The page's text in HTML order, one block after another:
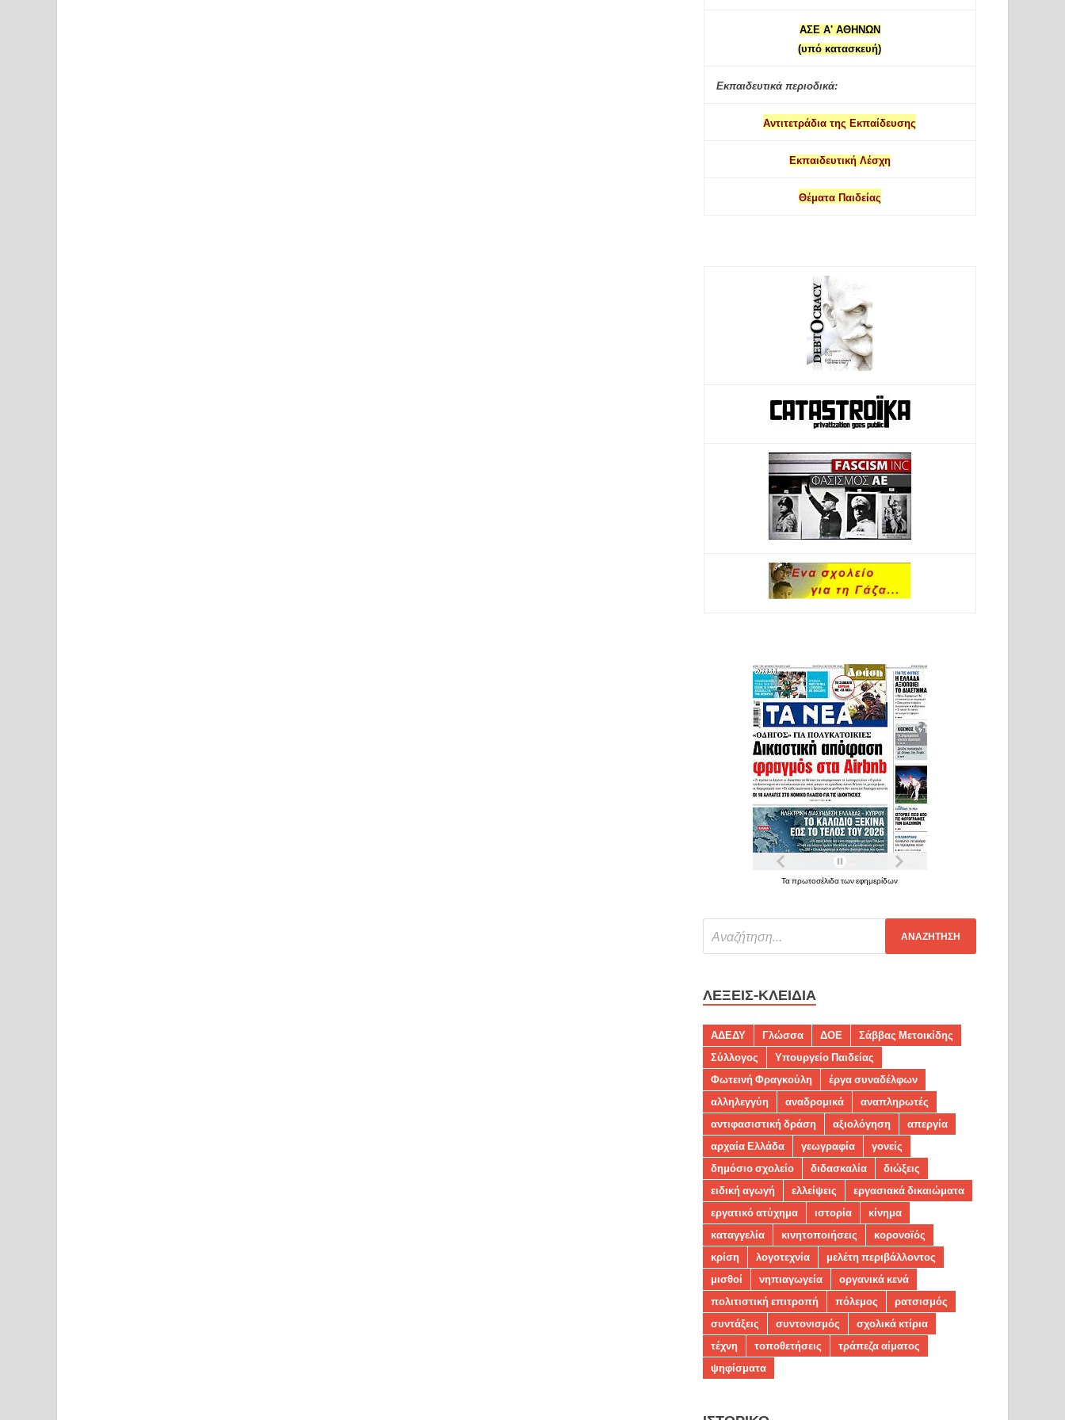
ΑΣΕ Α' ΑΘΗΝΩΝ
(υπό κατασκευή)
Εκπαιδευτικά περιοδικά:
Αντιτετράδια της Εκπαίδευσης
Εκπαιδευτική Λέσχη
Θέματα Παιδείας
Τα πρωτοσέλιδα των εφημερίδων
ΛΈΞΕΙΣ-ΚΛΕΙΔΙΆ
ΑΔΕΔΥ Γλώσσα ΔΟΕ
Σάββας Μετοικίδης
Σύλλογος
Υπουργείο Παιδείας
Φωτεινή Φραγκούλη
έργα συναδέλφων
αλληλεγγύη
αναδρομικά
αναπληρωτές
αντιφασιστική δράση
αξιολόγηση
απεργία
αρχαία Ελλάδα
γεωγραφία
γονείς
δημόσιο σχολείο
διδασκαλία
διώξεις
ειδική αγωγή
ελλείψεις
εργασιακά δικαιώματα
εργατικό ατύχημα
ιστορία
κίνημα
καταγγελία
κινητοποιήσεις
κορονοϊός
κρίση
λογοτεχνία
μελέτη περιβάλλοντος
μισθοί
νηπιαγωγεία
οργανικά κενά
πολιτιστική επιτροπή
πόλεμος
ρατσισμός
συντάξεις
συντονισμός
σχολικά κτίρια
τέχνη
τοποθετήσεις
τράπεζα αίματος
ψηφίσματα